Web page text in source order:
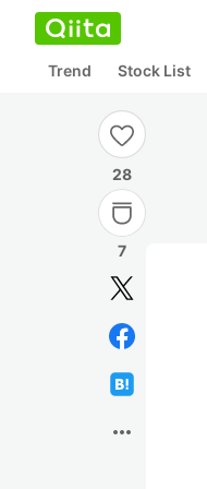
Trend Stock List
28
7
more_horiz